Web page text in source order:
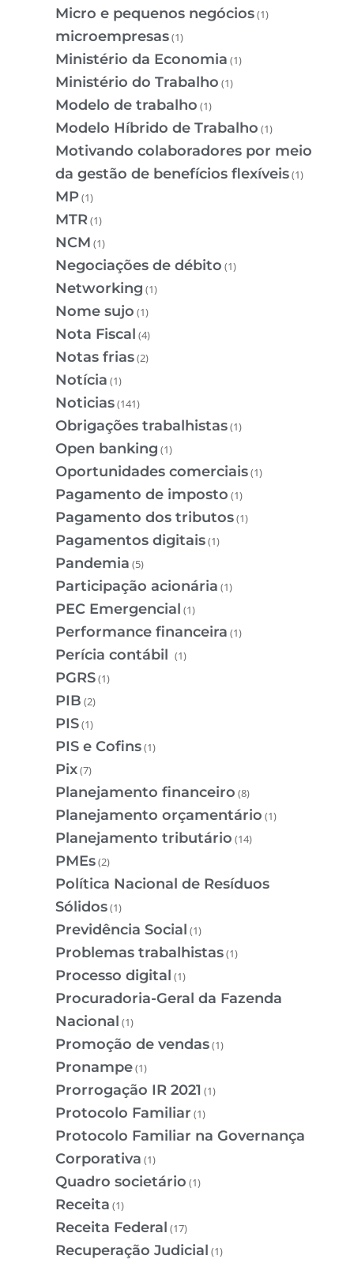
Micro e pequenos negócios(1)
microempresas(1)
Ministério da Economia (1)
Ministério do Trabalho (1)
Modelo de trabalho (1)
Modelo Híbrido de Trabalho (1)
Motivando colaboradores por meio
da gestão de benefícios flexíveis(1)
MP(1)
MTR(1)
NCM (1)
Negociações de débito (1)
Networking (1)
Nome sujo (1)
Nota Fiscal (4)
Notas frias(2)
Notícia (1)
Noticias(141)
Obrigações trabalhistas(1)
Open banking (1)
Oportunidades comerciais(1)
Pagamento de imposto (1)
Pagamento dos tributos(1)
Pagamentos digitais(1)
Pandemia (5)
Participação acionária (1)
PEC Emergencial (1)
Performance financeira (1)
Perícia contábil (1)
PGRS(1)
PIB (2)
PIS(1)
PIS e Cofins(1)
Pix(7)
Planejamento financeiro (8)
Planejamento orçamentário (1)
Planejamento tributário (14)
PMEs(2)
Política Nacional de Resíduos
Sólidos(1)
Previdência Social (1)
Problemas trabalhistas(1)
Processo digital (1)
Procuradoria-Geral da Fazenda
Nacional (1)
Promoção de vendas(1)
Pronampe(1)
Prorrogação IR 2021 (1)
Protocolo Familiar (1)
Protocolo Familiar na Governança
Corporativa (1)
Quadro societário (1)
Receita (1)
Receita Federal (17)
Recuperação Judicial (1)